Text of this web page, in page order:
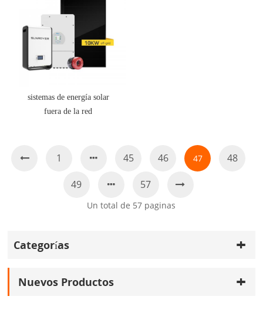
sistemas de energía solar
fuera de la red
1 45 46 47 48
49 57
Un total de 57 paginas
Categorías
Nuevos Productos